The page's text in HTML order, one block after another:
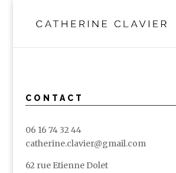
CONTACT
06 16 74 32 44
catherine.clavier@gmail.com
62 rue Etienne Dolet